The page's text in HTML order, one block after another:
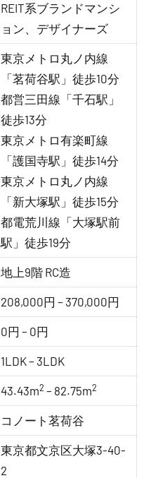
REIT系ブランドマンシ
ョン、デザイナーズ
東京メトロ丸ノ内線
「茗荷谷駅」徒歩10分
都営三田線「千石駅」
徒歩13分
東京メトロ有楽町線
「護国寺駅」徒歩14分
東京メトロ丸ノ内線
「新大塚駅」徒歩15分
都電荒川線「大塚駅前
駅」徒歩19分
地上9階 RC造
208,000円 – 370,000円
0円 – 0円
1LDK – 3LDK
43.43m2 – 82.75m2
コノート茗荷谷
東京都文京区大塚3-40-
2